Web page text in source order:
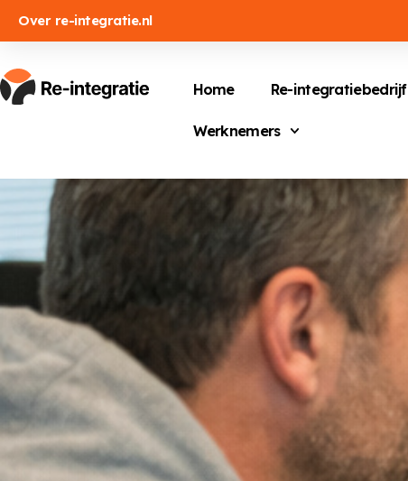
Over re-integratie.nl
Home Re-integratiebedrijf
Werknemers